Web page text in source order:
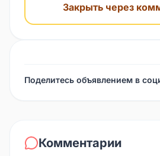
Закрыть через
Поделитесь объявлением в
Комментарии